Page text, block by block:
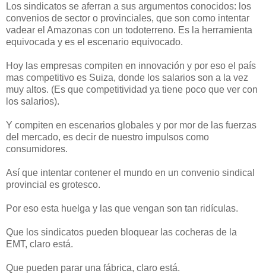
Los sindicatos se aferran a sus argumentos conocidos: los
convenios de sector o provinciales, que son como intentar
vadear el Amazonas con un todoterreno. Es la herramienta
equivocada y es el escenario equivocado.
Hoy las empresas compiten en innovación y por eso el país
mas competitivo es Suiza, donde los salarios son a la vez
muy altos. (Es que competitividad ya tiene poco que ver con
los salarios).
Y compiten en escenarios globales y por mor de las fuerzas
del mercado, es decir de nuestro impulsos como
consumidores.
Así que intentar contener el mundo en un convenio sindical
provincial es grotesco.
Por eso esta huelga y las que vengan son tan ridículas.
Que los sindicatos pueden bloquear las cocheras de la
EMT, claro está.
Que pueden parar una fábrica, claro está.